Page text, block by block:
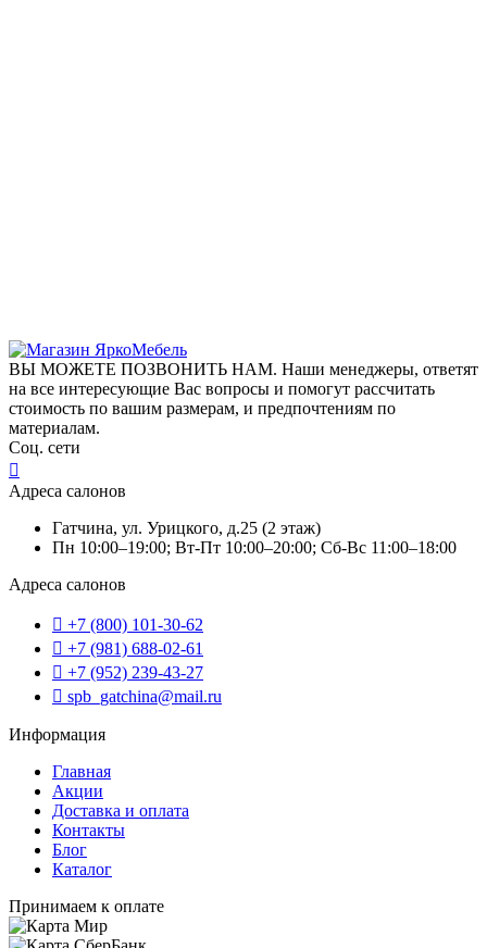
ВЫ МОЖЕТЕ ПОЗВОНИТЬ НАМ. Наши менеджеры, ответят
на все интересующие Вас вопросы и помогут рассчитать
стоимость по вашим размерам, и предпочтениям по
материалам.
Соц. сети
Адреса салонов
Гатчина, ул. Урицкого, д.25 (2 этаж)
Пн 10:00–19:00; Вт-Пт 10:00–20:00; Сб-Вс 11:00–18:00
Адреса салонов
+7 (800) 101-30-62
+7 (981) 688-02-61
+7 (952) 239-43-27
spb_gatchina@mail.ru
Информация
Главная
Акции
Доставка и оплата
Контакты
Блог
Каталог
Принимаем к оплате